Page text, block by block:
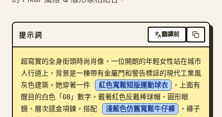
定價
下載
部落格
提示詞 翻譯前
超寫實的全身街頭時尚肖像，一位開朗的年輕女性站在城市
人行道上，背景是一棟帶有金屬門和警告標誌的現代工業風
灰色建築。她穿著一件
紅色寬鬆短版運動球衣
，上面有
醒目的白色「08」數字，戴著紅色反戴棒球帽、圓形眼
鏡、層次感金項鍊，搭配
淺藍色仿舊寬鬆牛仔褲
，褲子